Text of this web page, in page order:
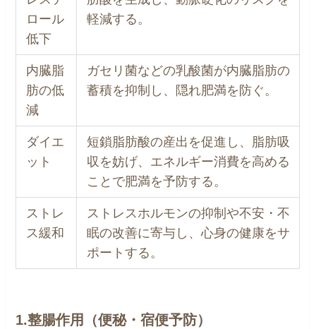
ロール
低下
軽減する。
内臓脂
肪の低
減
ガセリ菌などの乳酸菌が内臓脂肪の
蓄積を抑制し、隠れ肥満を防ぐ。
ダイエ
ット
短鎖脂肪酸の産出を促進し、脂肪吸
収を妨げ、エネルギー消費を高める
ことで肥満を予防する。
ストレ
ス緩和
ストレスホルモンの抑制や不安・不
眠の改善に寄与し、心身の健康をサ
ポートする。
1.整腸作用（便秘・宿便予防）